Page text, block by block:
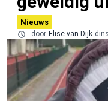
Nieuws
door Elise van Dijk